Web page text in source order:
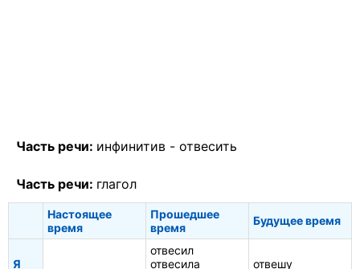
Часть речи: инфинитив - отвесить
Часть речи: глагол
Настоящее
время
Прошедшее
время
Будущее время
Я
отвесил
отвесила
отвешу